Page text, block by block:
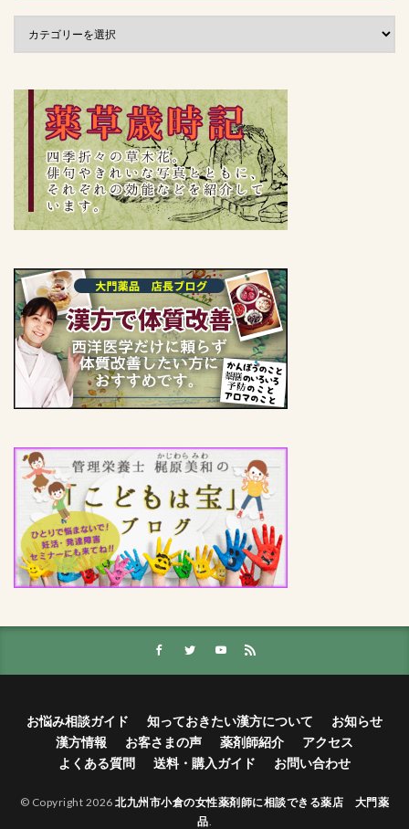
お悩み相談ガイド 知っておきたい漢方について
お知らせ
漢方情報
お客さまの声 薬剤師紹介
アクセス
よくある質問
送料・購入ガイド お問い合わせ
© Copyright 2026北九州市小倉の女性薬剤師に相談できる薬店 大門薬
品.